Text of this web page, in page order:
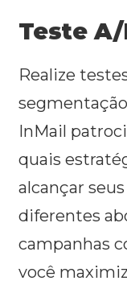
Teste A/
Realize
InMail
quais
alcançar
diferentes
campanhas
você